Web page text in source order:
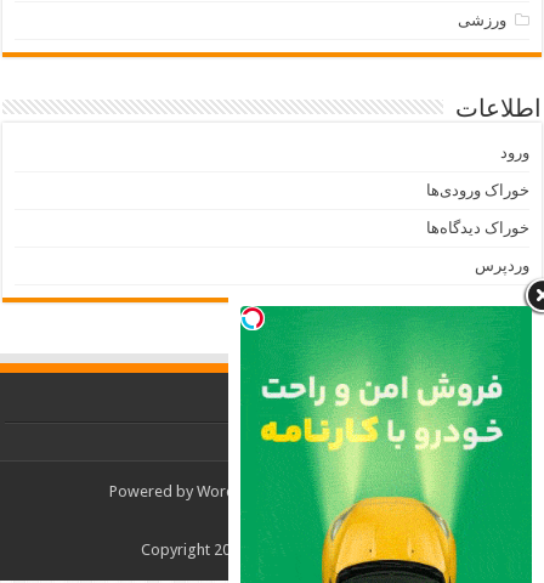
ورزشی
اطلاعات
ورود
خوراک ورودی‌ها
خوراک دیدگاه‌ها
وردپرس
Powered by WordPress | Designed byTieLabs
© Copyright 2026, All Rights Reserved